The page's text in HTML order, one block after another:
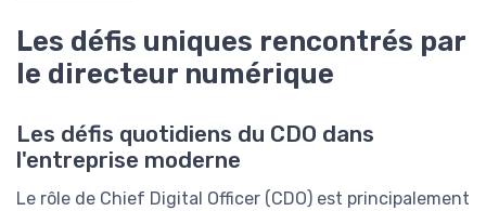
Les défis uniques rencontrés par
le directeur numérique
Les défis quotidiens du CDO dans
l'entreprise moderne
Le rôle de Chief Digital Officer (CDO) est principalement